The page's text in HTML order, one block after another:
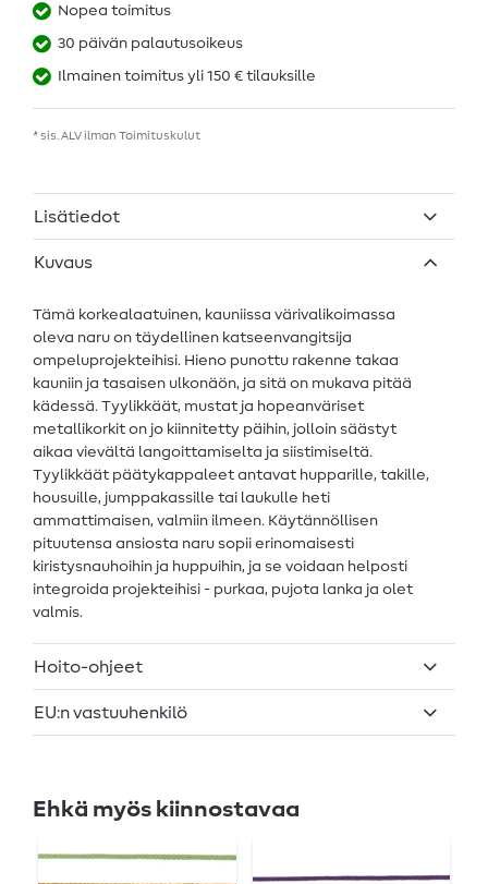
Nopea toimitus
30 päivän palautusoikeus
Ilmainen toimitus yli 150 € tilauksille
* sis. ALV ilman Toimituskulut
Lisätiedot
Kuvaus
Tämä korkealaatuinen, kauniissa värivalikoimassa
oleva naru on täydellinen katseenvangitsija
ompeluprojekteihisi. Hieno punottu rakenne takaa
kauniin ja tasaisen ulkonäön, ja sitä on mukava pitää
kädessä. Tyylikkäät, mustat ja hopeanväriset
metallikorkit on jo kiinnitetty päihin, jolloin säästyt
aikaa vievältä langoittamiselta ja siistimiseltä.
Tyylikkäät päätykappaleet antavat hupparille, takille,
housuille, jumppakassille tai laukulle heti
ammattimaisen, valmiin ilmeen. Käytännöllisen
pituutensa ansiosta naru sopii erinomaisesti
kiristysnauhoihin ja huppuihin, ja se voidaan helposti
integroida projekteihisi - purkaa, pujota lanka ja olet
valmis.
Hoito-ohjeet
EU:n vastuuhenkilö
Ehkä myös kiinnostavaa